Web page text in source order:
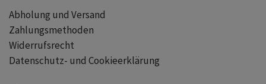
Abholung und Versand
Zahlungsmethoden
Widerrufsrecht
Datenschutz- und Cookieerklärung